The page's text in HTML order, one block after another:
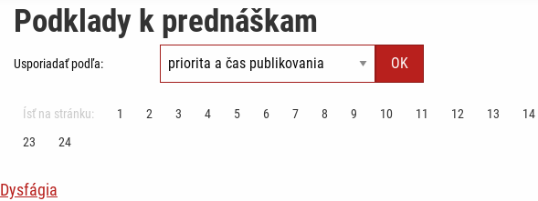
Podklady k prednáškam
Usporiadať podľa:
Ísť na stránku: 1 2 3 4 5 6 7 8 9 10 11 12 13 14
23
24
Dysfágia